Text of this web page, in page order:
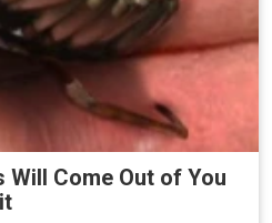
Come Out of You